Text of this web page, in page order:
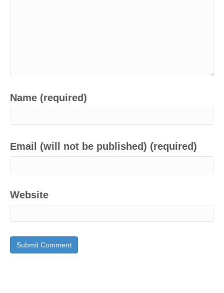
Name (required)
Email (will not be published) (required)
Website